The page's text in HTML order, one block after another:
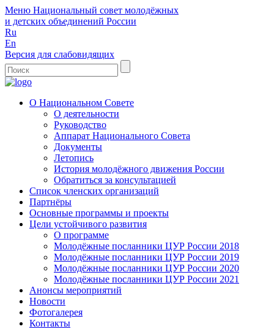
Меню Национальный совет молодёжных
и детских объединений России
Ru
En
Версия для слабовидящих
О Национальном Совете
О деятельности
Руководство
Аппарат Национального Совета
Документы
Летопись
История молодёжного движения России
Обратиться за консультацией
Список членских организаций
Партнёры
Основные программы и проекты
Цели устойчивого развития
О программе
Молодёжные посланники ЦУР России 2018
Молодёжные посланники ЦУР России 2019
Молодёжные посланники ЦУР России 2020
Молодёжные посланники ЦУР России 2021
Анонсы мероприятий
Новости
Фотогалерея
Контакты